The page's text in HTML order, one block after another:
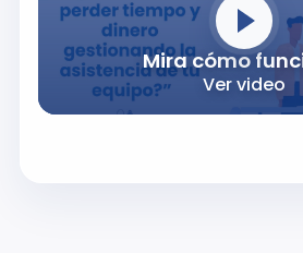
Mira cómo
Ver video